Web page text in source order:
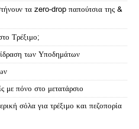
τα zero-drop παπούτσια της &
Τρέξιμο;
των Υποδημάτων
με πόνο στο μετατάρσιο
σόλα για τρέξιμο και πεζοπορία